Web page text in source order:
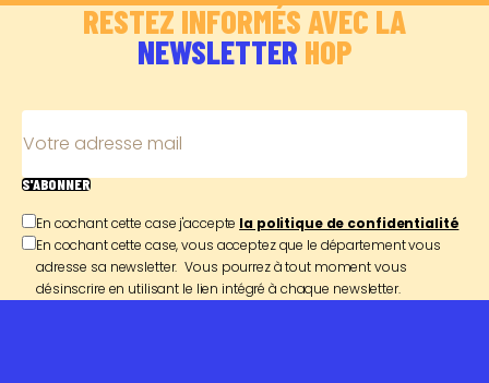
RESTEZ INFORMÉS AVEC LA
NEWSLETTER HOP
Votre adresse mail
S'ABONNER
En cochant cette case j'accepte la politique de confidentialité
En cochant cette case, vous acceptez que le département vous
adresse sa newsletter. Vous pourrez à tout moment vous
désinscrire en utilisant le lien intégré à chaque newsletter.